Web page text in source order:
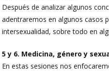
Después de analizar algunos
adentraremos en algunos casos
intersexualidad, sobre todo en
5 y 6. Medicina, género y
En estas sesiones nos